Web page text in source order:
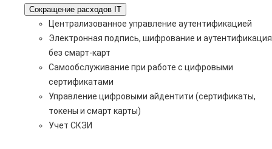
Сокращение расходов IT
Централизованное управление аутентификацией
Электронная подпись, шифрование и аутентификация
без смарт-карт
Самообслуживание при работе с цифровыми
сертификатами
Управление цифровыми айдентити (сертификаты,
токены и смарт карты)
Учет СКЗИ